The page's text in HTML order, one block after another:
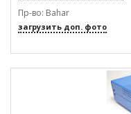
Пр-во: Bahar
загрузить доп. фото